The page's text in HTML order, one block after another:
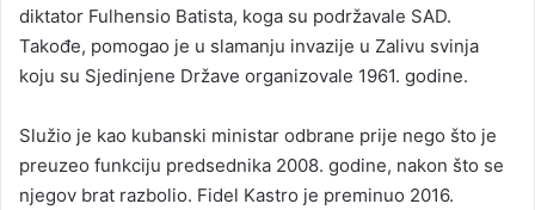
diktator Fulhensio Batista, koga su podržavale SAD.
Takođe, pomogao je u slamanju invazije u Zalivu svinja
koju su Sjedinjene Države organizovale 1961. godine.
Služio je kao kubanski ministar odbrane prije nego što je
preuzeo funkciju predsednika 2008. godine, nakon što se
njegov brat razbolio. Fidel Kastro je preminuo 2016.